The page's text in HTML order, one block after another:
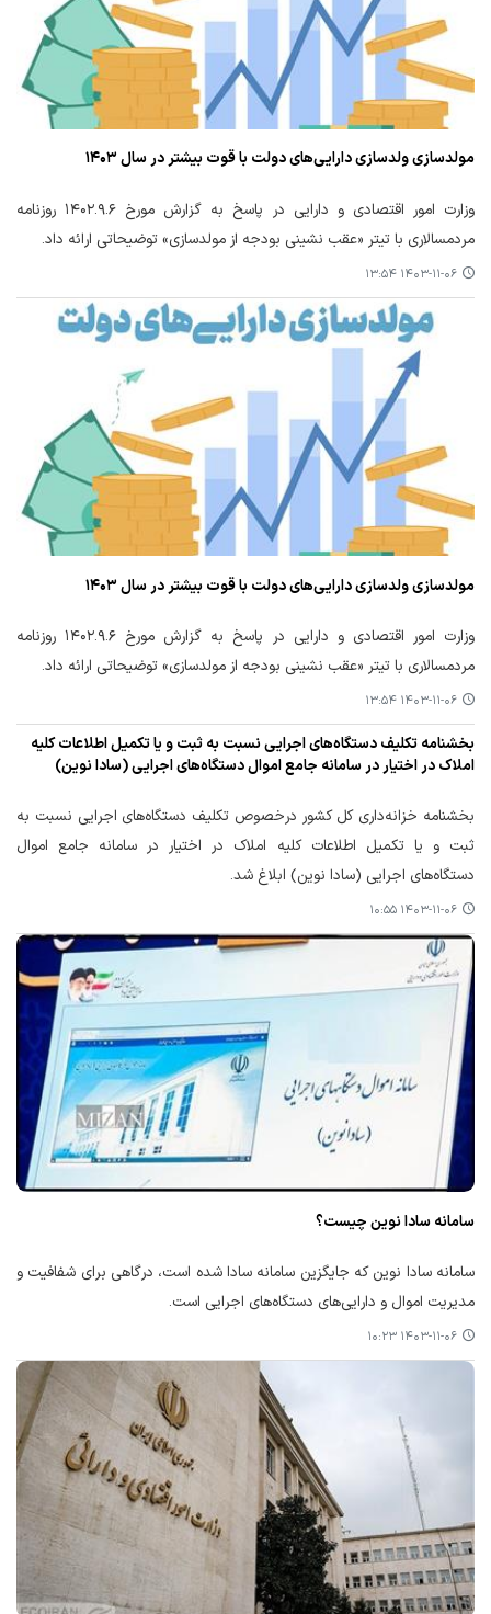
مولدسازی ولدسازی دارایی‌های دولت با قوت بیشتر در سال ۱۴۰۳
وزارت امور اقتصادی و دارایی در پاسخ به گزارش مورخ ۱۴۰۲.۹.۶ روزنامه
مردمسالاری با تیتر «عقب نشینی بودجه از مولدسازی» توضیحاتی ارائه داد.
۱۴۰۳-۱۱-۰۶ ۱۳:۵۴
مولدسازی ولدسازی دارایی‌های دولت با قوت بیشتر در سال ۱۴۰۳
وزارت امور اقتصادی و دارایی در پاسخ به گزارش مورخ ۱۴۰۲.۹.۶ روزنامه
مردمسالاری با تیتر «عقب نشینی بودجه از مولدسازی» توضیحاتی ارائه داد.
۱۴۰۳-۱۱-۰۶ ۱۳:۵۴
بخشنامه تكلیف دستگاه‌های اجرایی نسبت به ثبت و یا تكمیل اطلاعات كلیه
املاك در اختیار در سامانه جامع اموال دستگاه‌های اجرایی (سادا نوین)
بخشنامه خزانه‌داری کل کشور درخصوص تکلیف دستگاه‌های اجرایی نسبت به
ثبت و یا تکمیل اطلاعات کلیه املاک در اختیار در سامانه جامع اموال
دستگاه‌های اجرایی (سادا نوین) ابلاغ شد.
۱۴۰۳-۱۱-۰۶ ۱۰:۵۵
سامانه سادا نوین چیست؟
سامانه سادا نوین که جایگزین سامانه سادا شده است، درگاهی برای شفافیت و
مدیریت اموال و دارایی‌های دستگاه‌های اجرایی است.
۱۴۰۳-۱۱-۰۶ ۱۰:۲۳